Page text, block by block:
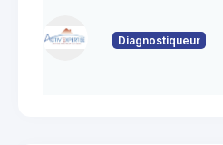
Diagnostiqueur